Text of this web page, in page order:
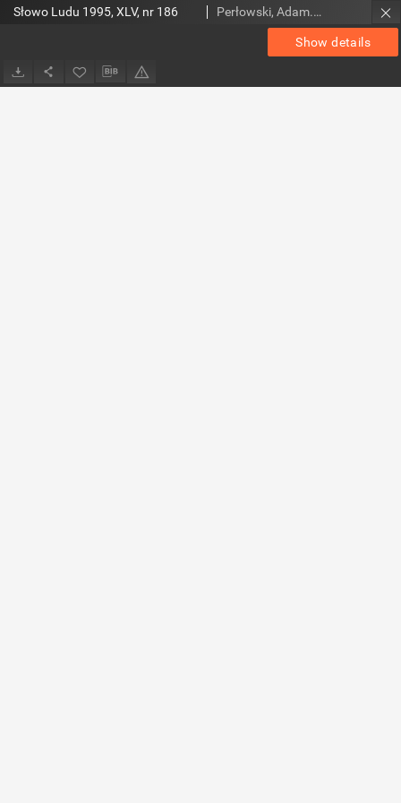
Show details
Słowo Ludu 1995, XLV, nr 186 Perłowski, Adam. Red.